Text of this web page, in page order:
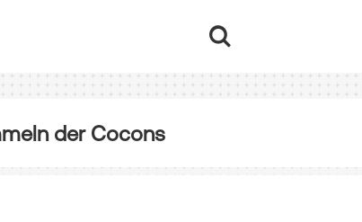
der Cocons